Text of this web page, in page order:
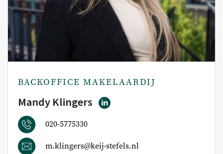
BACKOFFICE MAKELAARDIJ
Mandy Klingers
020-5775330
m.klingers@keij-stefels.nl